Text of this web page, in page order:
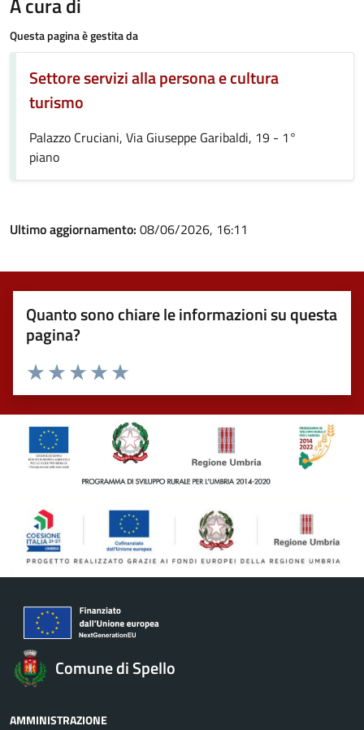
Questa pagina è gestita da
Settore servizi alla persona e cultura
turismo
Palazzo Cruciani, Via Giuseppe Garibaldi, 19 - 1°
piano
Ultimo aggiornamento: 08/06/2026, 16:11
Quanto sono chiare le informazioni su questa
pagina?
Valuta 5 stelle su 5
Valuta 4 stelle su 5
Valuta 3 stelle su 5
Valuta 2 stelle su 5
Valuta 1 stelle su 5
Comune di Spello
AMMINISTRAZIONE